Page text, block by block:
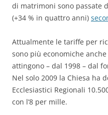
di matrimoni sono passate
(+34 % in quattro anni)
Attualmente le tariffe per
sono più economiche
attingono – dal 1998 – dal
Nel solo 2009 la Chiesa ha
Ecclesiastici Regionali
con l’8 per mille.